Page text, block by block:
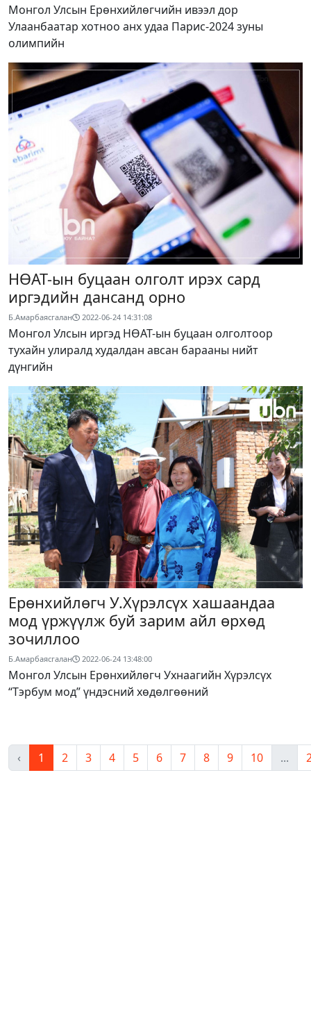
Монгол Улсын Ерөнхийлөгчийн ивээл дор
Улаанбаатар хотноо анх удаа Парис-2024 зуны
олимпийн
НӨАТ-ын буцаан олголт ирэх сард
иргэдийн дансанд орно
Б.Амарбаясгалан 2022-06-24 14:31:08
Монгол Улсын иргэд НӨАТ-ын буцаан олголтоор
тухайн улиралд худалдан авсан барааны нийт
дүнгийн
Ерөнхийлөгч У.Хүрэлсүх хашаандаа
мод үржүүлж буй зарим айл өрхөд
зочиллоо
Б.Амарбаясгалан 2022-06-24 13:48:00
Монгол Улсын Ерөнхийлөгч Ухнаагийн Хүрэлсүх
“Тэрбум мод” үндэсний хөдөлгөөний
‹ 1 2 3 4 5 6 7 8 9 10 ...